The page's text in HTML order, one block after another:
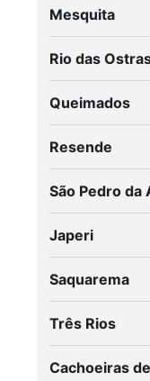
Mesquita
Rio das
Queimados
Resende
São Pedro da
Japeri
Saquarema
Três Rios
Cachoeiras de